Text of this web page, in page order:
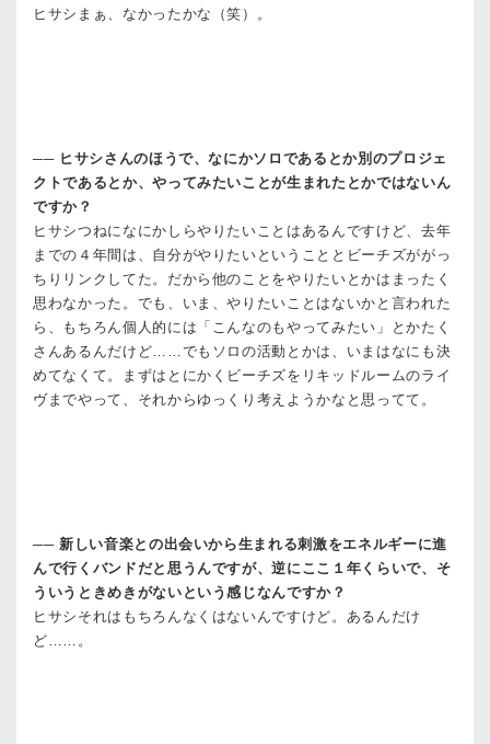
ヒサシ まぁ、なかったかな（笑）。
── ヒサシさんのほうで、なにかソロであるとか別のプロジェ
クトであるとか、やってみたいことが生まれたとかではないん
ですか？
ヒサシつねになにかしらやりたいことはあるんですけど、去年
までの４年間は、自分がやりたいということとビーチズががっ
ちりリンクしてた。だから他のことをやりたいとかはまったく
思わなかった。でも、いま、やりたいことはないかと言われた
ら、もちろん個人的には「こんなのもやってみたい」とかたく
さんあるんだけど……でもソロの活動とかは、いまはなにも決
めてなくて。まずはとにかくビーチズをリキッドルームのライ
ヴまでやって、それからゆっくり考えようかなと思ってて。
── 新しい音楽との出会いから生まれる刺激をエネルギーに進
んで行くバンドだと思うんですが、逆にここ１年くらいで、そ
ういうときめきがないという感じなんですか？
ヒサシ それはもちろんなくはないんですけど。あるんだけ
ど……。